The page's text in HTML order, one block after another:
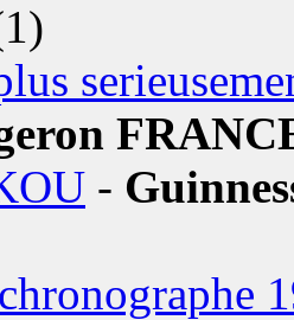
-